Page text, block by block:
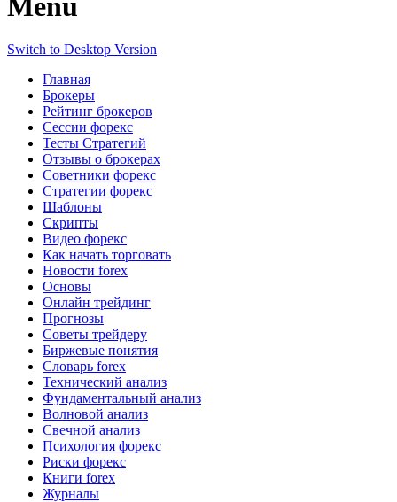
Switch to Desktop Version
Главная
Брокеры
Рейтинг брокеров
Сессии форекс
Тесты Стратегий
Отзывы о брокерах
Советники форекс
Стратегии форекс
Шаблоны
Скрипты
Видео форекс
Как начать торговать
Новости forex
Основы
Онлайн трейдинг
Прогнозы
Советы трейдеру
Биржевые понятия
Словарь forex
Технический анализ
Фундаментальный анализ
Волновой анализ
Свечной анализ
Психология форекс
Риски форекс
Книги forex
Журналы